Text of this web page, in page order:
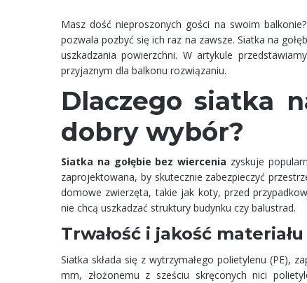
​Masz dość nieproszonych gości na swoim
pozwala pozbyć się ich raz na zawsze. Siatka na
uszkadzania powierzchni. W artykule
przyjaznym dla balkonu rozwiązaniu.
Dlaczego siatka
dobry wybór?
Siatka na gołębie bez wiercenia zyskuje
zaprojektowana, by skutecznie zabezpieczyć
domowe zwierzęta, takie jak koty, przed
nie chcą uszkadzać struktury budynku czy balustrad.
Trwałość i jakość materiału
Siatka składa się z wytrzymałego polietylenu (PE),
mm, złożonemu z sześciu skręconych nici